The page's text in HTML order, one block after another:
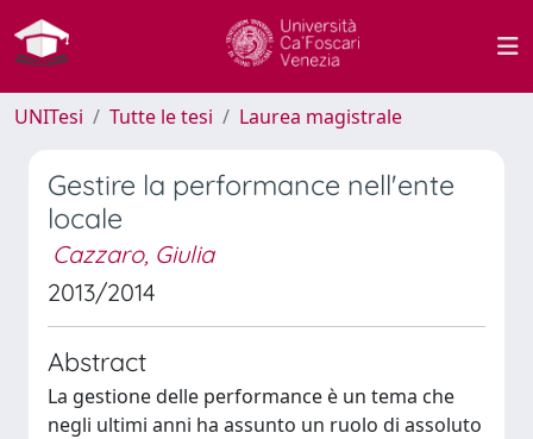
UNITesi Tutte le tesi Laurea magistrale
Gestire la performance nell'ente
locale
Cazzaro, Giulia
2013/2014
Abstract
La gestione delle performance è un tema che
negli ultimi anni ha assunto un ruolo di assoluto